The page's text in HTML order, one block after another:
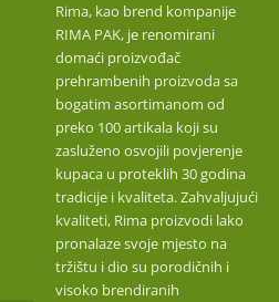
Rima, kao brend kompanije
RIMA PAK, je renomirani
domaći proizvođač
prehrambenih proizvoda sa
bogatim asortimanom od
preko 100 artikala koji su
zasluženo osvojili povjerenje
kupaca u proteklih 30 godina
tradicije i kvaliteta. Zahvaljujući
kvaliteti, Rima proizvodi lako
pronalaze svoje mjesto na
tržištu i dio su porodičnih i
visoko brendiranih